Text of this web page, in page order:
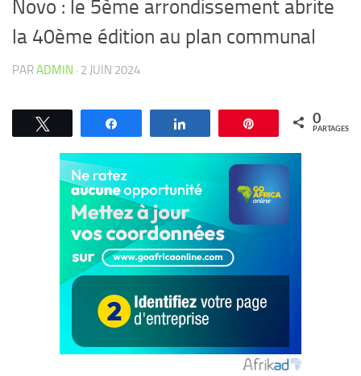
Novo : le 5ème arrondissement abrite
la 40ème édition au plan communal
PARADMIN · 2 JUIN 2024
Épingle 0
PARTAGES